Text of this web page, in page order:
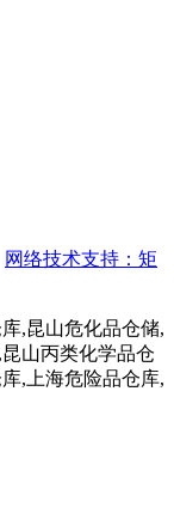
网络技术支持：矩
,昆山危化品仓储,
山丙类化学品仓
,上海危险品仓库,